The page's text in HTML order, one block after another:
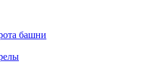
башни